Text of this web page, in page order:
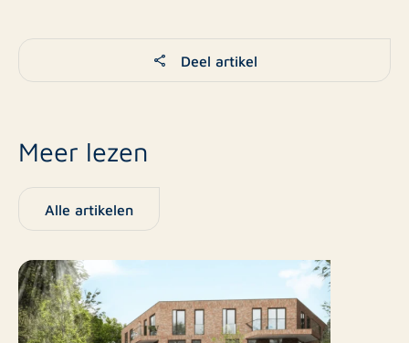
Deel artikel
Meer lezen
Alle artikelen